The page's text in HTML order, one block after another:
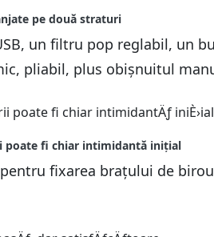
un filtru pop reglabil, un
pliabil, plus obișnuitul
fixarea brațului de